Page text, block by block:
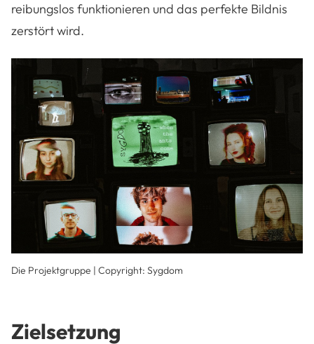
reibungslos funktionieren und das perfekte Bildnis
zerstört wird.
Die Projektgruppe | Copyright: Sygdom
Zielsetzung